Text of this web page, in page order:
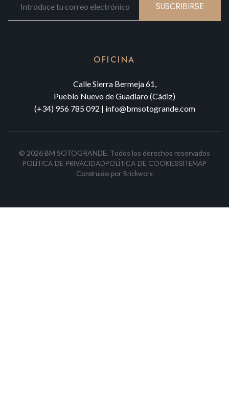
SUSCRIBIRSE
OFICINA
Calle Sierra Bermeja 61,
Pueblo Nuevo de Guadiaro (Cádiz)
(+34) 956 785 092 | info@bmsotogrande.com
© 2026 BM SOTOGRANDE. Todos los derechos reservados
POLÍTICA DE PRIVACIDADPOLÍTICA DE COOKIESSITEMAP
Construido por Brickworx